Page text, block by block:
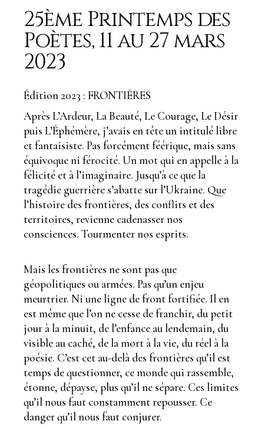
25ème Printemps des
Poètes, 11 au 27 mars
2023
Édition 2023 : FRONTIÈRES
Après L’Ardeur, La Beauté, Le Courage, Le Désir
puis L’Éphémère, j’avais en tête un intitulé libre
et fantaisiste. Pas forcément féérique, mais sans
équivoque ni férocité. Un mot qui en appelle à la
félicité et à l’imaginaire. Jusqu’à ce que la
tragédie guerrière s’abatte sur l’Ukraine. Que
l’histoire des frontières, des conflits et des
territoires, revienne cadenasser nos
consciences. Tourmenter nos esprits.
Mais les frontières ne sont pas que
géopolitiques ou armées. Pas qu’un enjeu
meurtrier. Ni une ligne de front fortifiée. Il en
est même que l’on ne cesse de franchir, du petit
jour à la minuit, de l’enfance au lendemain, du
visible au caché, de la mort à la vie, du réel à la
poésie. C’est cet au-delà des frontières qu’il est
temps de questionner, ce monde qui rassemble,
étonne, dépayse, plus qu’il ne sépare. Ces limites
qu’il nous faut constamment repousser. Ce
danger qu’il nous faut conjurer.